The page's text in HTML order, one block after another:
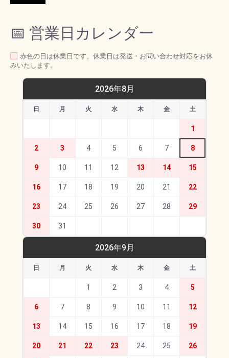
📅 営業日カレンダー
赤色の日は休業日です。休業日は発送・お問い合わせ対応をお休
みいたします。
2026年8月
日 月 火 水 木 金 土
1
2 3 4 5 6 7 8
9 10 11 12 13 14 15
16 17 18 19 20 21 22
23 24 25 26 27 28 29
30 31
2026年9月
日 月 火 水 木 金 土
1 2 3 4 5
6 7 8 9 10 11 12
13 14 15 16 17 18 19
20 21 22 23 24 25 26